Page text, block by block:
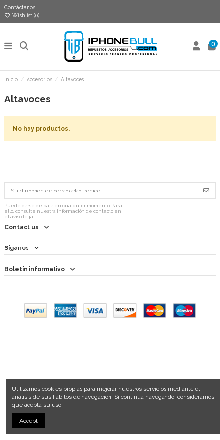
Contáctanos
Wishlist (0)
0
Inicio Accesorios Altavoces
Altavoces
No hay productos.
Puede darse de baja en cualquier momento. Para
ello, consulte nuestra información de contacto en
el aviso legal.
Contact us
Síganos
Boletín informativo
Utilizamos cookies propias para mejorar nuestros servicios mediante el
análisis de sus hábitos de navegación. Si continua navegando, consideramos
que acepta su uso.
Accept